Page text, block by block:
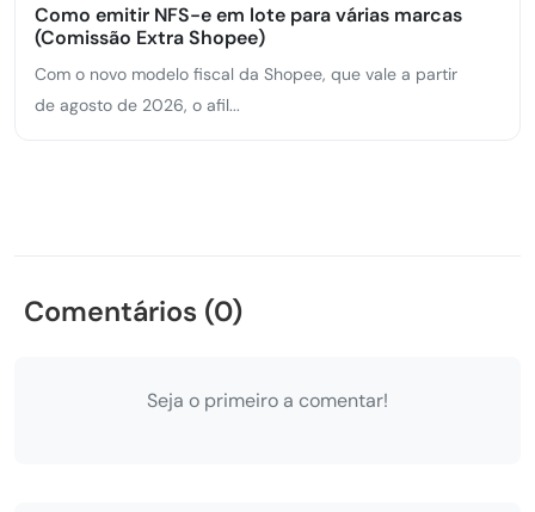
Como emitir NFS-e em lote para várias marcas
(Comissão Extra Shopee)
Com o novo modelo fiscal da Shopee, que vale a partir
de agosto de 2026, o afil...
Comentários (0)
Seja o primeiro a comentar!